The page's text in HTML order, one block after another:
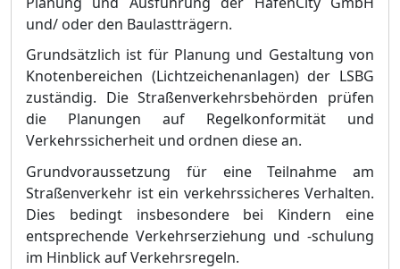
und/ oder den Baulastträgern.
Grundsätzlich ist für Planung und Gestaltung von
Knotenbereichen (Lichtzeichenanlagen) der LSBG
zuständig. Die Straßenverkehrsbehörden prüfen
die Planungen auf Regelkonformität und
Verkehrssicherheit und ordnen diese an.
Grundvoraussetzung für eine Teilnahme am
Straßenverkehr ist ein verkehrssicheres Verhalten.
Dies bedingt insbesondere bei Kindern eine
entsprechende Verkehrserziehung und -schulung
im Hinblick auf Verkehrsregeln.